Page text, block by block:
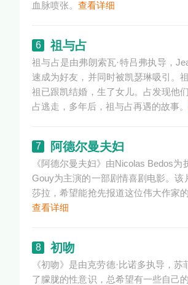
血脉喷张。 查看详细
6 祖与占
祖与占是由弗朗索瓦·特吕弗执导，
速成为好友，并同时被凯瑟琳吸引。
祖已跟凯结婚，生了女儿。占发现他
占逃走，多年后，祖与占再遇的故事。
7 阿德尔曼夫妇
《阿德尔曼夫妇》由Nicolas Bedos
Gouy为主演的一部剧情喜剧电影。
莎拉，希望能抢先报道这位伟大作家
查看详细
8 初吻
《初吻》是由克劳德·比诺多执导，
了朦胧的性意识，总希望有一些自己